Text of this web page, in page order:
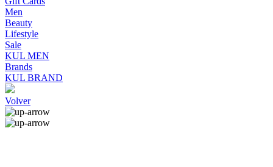
Men
Beauty
Lifestyle
Sale
KUL MEN
Brands
KUL BRAND
Volver